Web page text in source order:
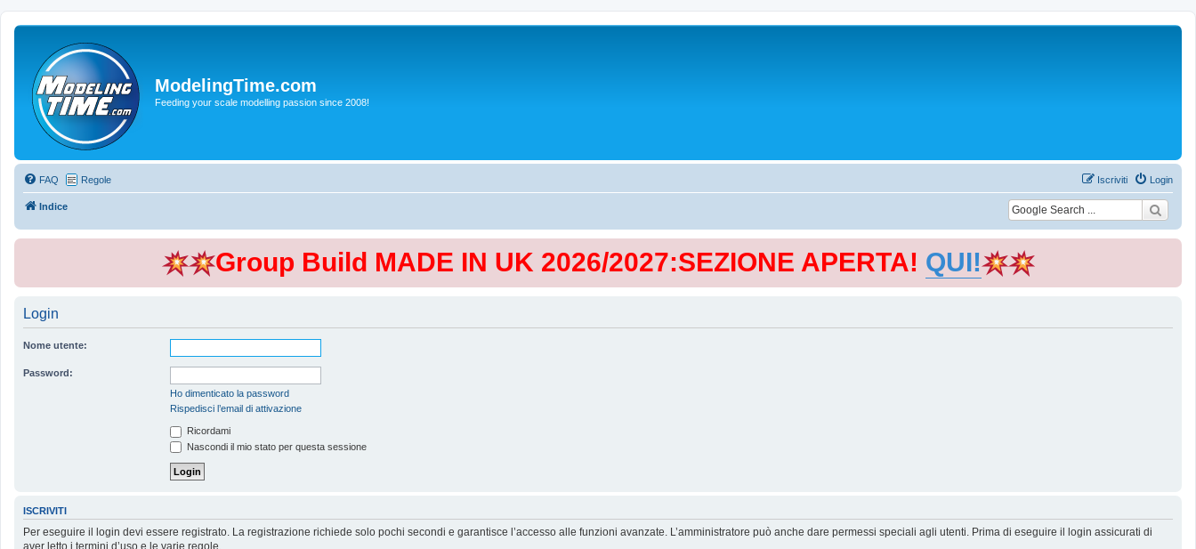
ModelingTime.com
Feeding your scale modelling passion since 2008!
FAQ Regole Login
Iscriviti
Indice
Group Build MADE IN UK 2026/2027:SEZIONE APERTA! QUI!
Login
Nome utente:
Password:
Ho dimenticato la password
Rispedisci l’email di attivazione
Ricordami
Nascondi il mio stato per questa sessione
ISCRIVITI
Per eseguire il login devi essere registrato. La registrazione richiede solo pochi secondi e garantisce l’accesso alle funzioni avanzate. L’amministratore può anche dare permessi speciali agli utenti. Prima di eseguire il login assicurati di
aver letto i termini d’uso e le varie regole.